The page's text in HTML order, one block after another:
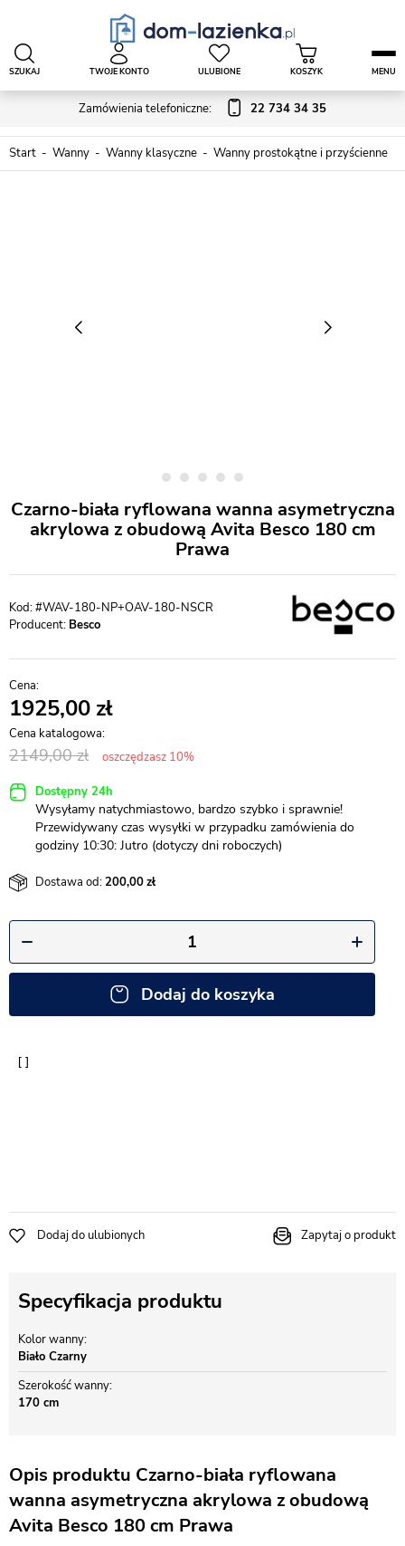
Zamówienia telefoniczne: 22 734 34 35
SZUKAJ TWOJE KONTO ULUBIONE KOSZYK MENU
Start Wanny Wanny klasyczne Wanny prostokątne i przyścienne
Czarno-biała ryflowana wanna asymetryczna
akrylowa z obudową Avita Besco 180 cm
Prawa
#WAV-180-NP+OAV-180-NSCR
Producent: Besco
1925,00
2149,00 oszczędzasz 10%
Dostępny 24h
Wysyłamy natychmiastowo, bardzo szybko i sprawnie!
Przewidywany czas wysyłki w przypadku zamówienia do
godziny 10:30: Jutro (dotyczy dni roboczych)
Dostawa od:200,00
Dodaj do koszyka
Dodaj do ulubionych Zapytaj o produkt
Specyfikacja produktu
Kolor wanny
Biało Czarny
Szerokość wanny
170 cm
Opis produktu Czarno-biała ryflowana
wanna asymetryczna akrylowa z obudową
Avita Besco 180 cm Prawa